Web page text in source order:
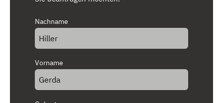
Nachname
Vorname